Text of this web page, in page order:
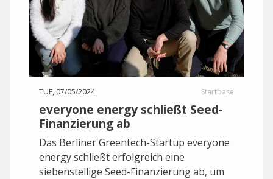
TUE, 07/05/2024 Startbase
everyone energy schließt Seed-
Finanzierung ab
Das Berliner Greentech-Startup everyone
energy schließt erfolgreich eine
siebenstellige Seed-Finanzierung ab, um